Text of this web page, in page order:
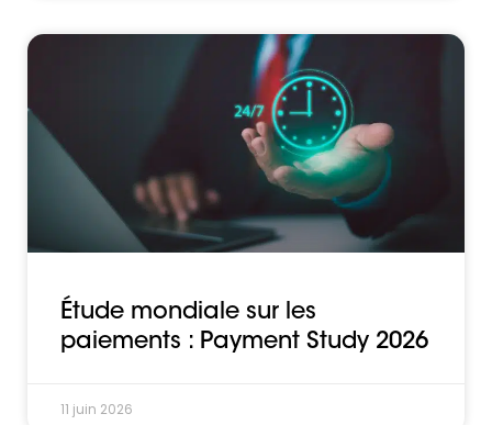
Étude mondiale sur les
paiements : Payment Study 2026
11 juin 2026